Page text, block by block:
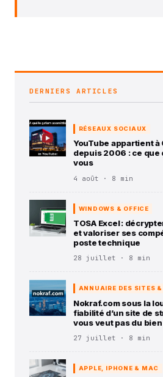
DERNIERS ARTICLES
RÉSEAUX SOCIAUX
YouTube appartient
depuis 2006 : ce que
vous
4 août · 8 min
WINDOWS & OFFICE
TOSA Excel :
et valoriser ses
poste technique
28 juillet · 8 min
ANNUAIRE DES SITES &
Nokraf.com sous la
fiabilité d’un site de
vous veut pas du bien
27 juillet · 8 min
APPLE, IPHONE & MAC